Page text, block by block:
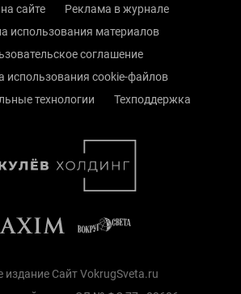
сайте
Реклама в журнале
использования материалов
соглашение
использования cookie-файлов
технологии
Техподдержка
издание Сайт VokrugSveta.ru